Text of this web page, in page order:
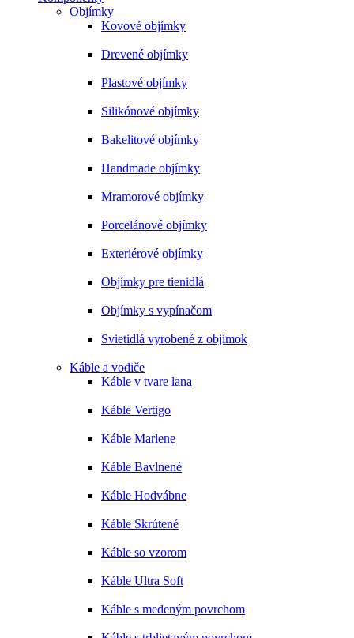
Objímky
Kovové objímky
Drevené objímky
Plastové objímky
Silikónové objímky
Bakelitové objímky
Handmade objímky
Mramorové objímky
Porcelánové objímky
Exteriérové objímky
Objímky pre tienidlá
Objímky s vypínačom
Svietidlá vyrobené z objímok
Káble a vodiče
Káble v tvare lana
Káble Vertigo
Káble Marlene
Káble Bavlnené
Káble Hodvábne
Káble Skrútené
Káble so vzorom
Káble Ultra Soft
Káble s medeným povrchom